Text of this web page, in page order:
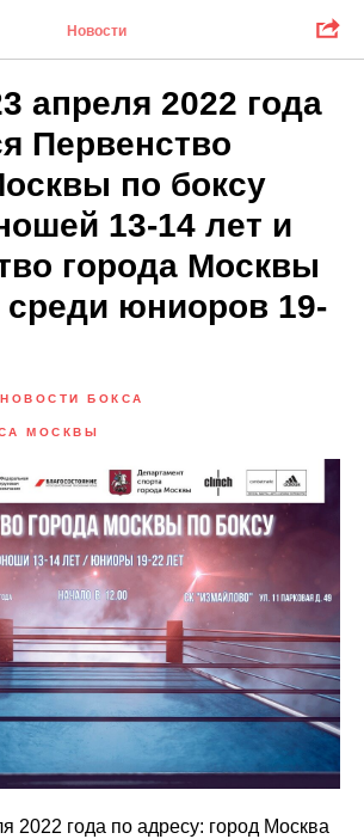
Новости
апреля 2022 года
Первенство
по боксу
13-14 лет и
города Москвы
среди юниоров 19-
НОВОСТИ БОКСА
МОСКВЫ
2022 года по адресу: город Москва